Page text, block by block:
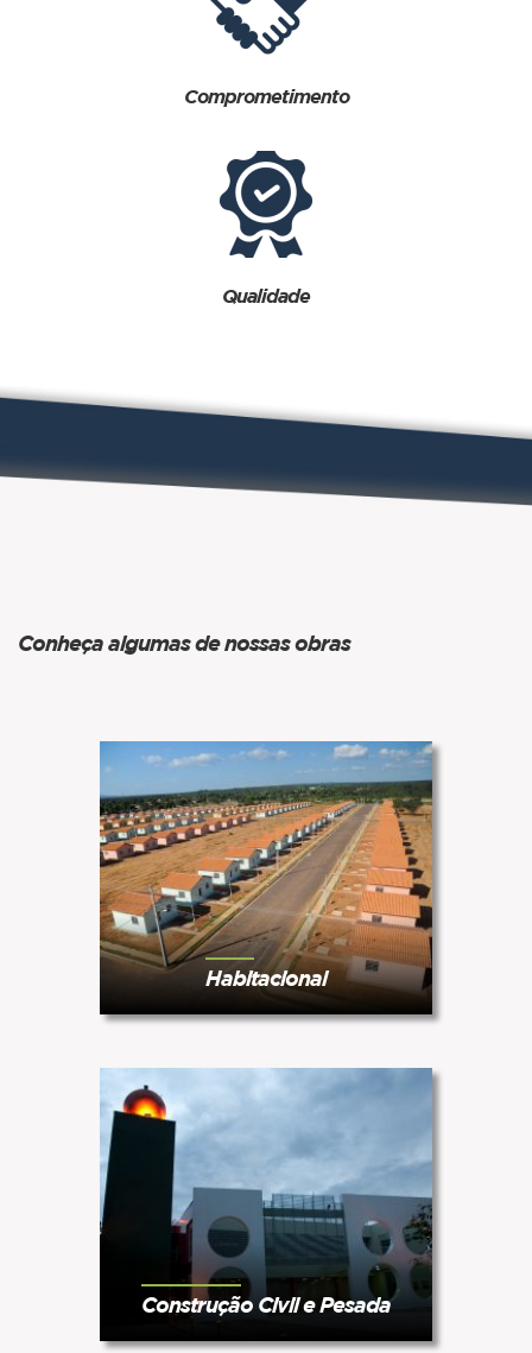
Comprometimento
Qualidade
Conheça algumas de nossas obras
Habitacional
Construção Civil e Pesada